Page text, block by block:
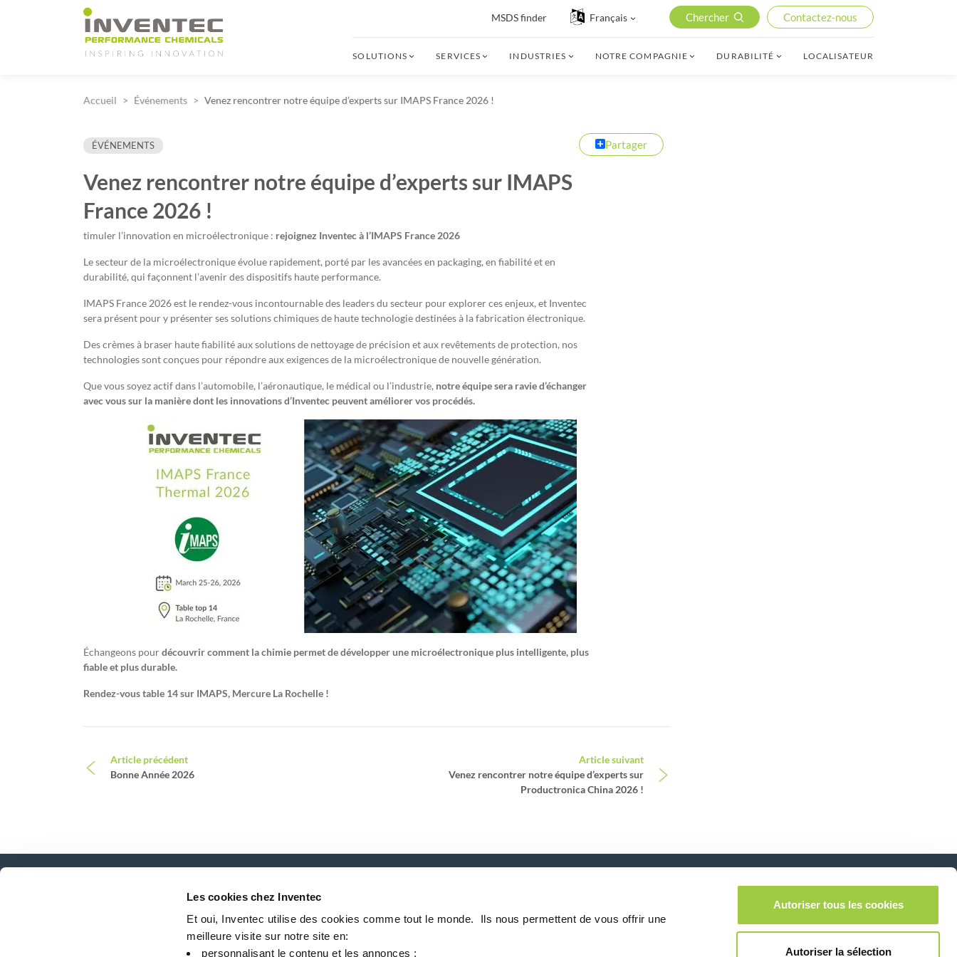
Les cookies chez Inventec
Et oui, Inventec utilise des cookies comme tout le monde. ​ Ils nous permettent de vous offrir une
meilleure visite sur notre site en:​
personnalisant le contenu et les annonces ;​
Autoriser tous les cookies
Autoriser la sélection
Main Navigation
MSDS finder Français Chercher Contactez-nous
SOLUTIONS SERVICES INDUSTRIES NOTRE COMPAGNIE DURABILITÉ LOCALISATEUR
Accueil Événements Venez rencontrer notre équipe d’experts sur IMAPS France 2026 !
ÉVÉNEMENTS Partager
Venez rencontrer notre équipe d’experts sur IMAPS
France 2026 !
timuler l’innovation en microélectronique : rejoignez Inventec à l’IMAPS France 2026
Le secteur de la microélectronique évolue rapidement, porté par les avancées en packaging, en fiabilité et en
durabilité, qui façonnent l’avenir des dispositifs haute performance.
IMAPS France 2026 est le rendez-vous incontournable des leaders du secteur pour explorer ces enjeux, et Inventec
sera présent pour y présenter ses solutions chimiques de haute technologie destinées à la fabrication électronique.
Des crèmes à braser haute fiabilité aux solutions de nettoyage de précision et aux revêtements de protection, nos
technologies sont conçues pour répondre aux exigences de la microélectronique de nouvelle génération.
Que vous soyez actif dans l’automobile, l’aéronautique, le médical ou l’industrie, notre équipe sera ravie d’échanger
avec vous sur la manière dont les innovations d’Inventec peuvent améliorer vos procédés.
Échangeons pourdécouvrir comment la chimie permet de développer une microélectronique plus intelligente, plus
fiable et plus durable.
Rendez-vous table 14 sur IMAPS, Mercure La Rochelle !
Navigation
Article précédent
Bonne Année 2026
Article suivant
Venez rencontrer notre équipe d’experts sur
Productronica China 2026 !
Restez connecté avec notre newsletter!
Suivez-nous sur: